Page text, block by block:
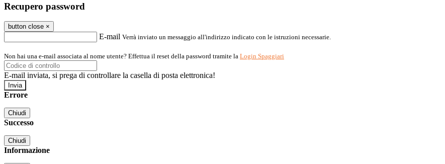
Recupero password
button close ×
E-mail Verrà inviato un messaggio all'indirizzo indicato con le istruzioni necessarie.
Non hai una e-mail associata al nome utente? Effettua il reset della password tramite la Login Spaggiari
E-mail inviata, si prega di controllare la casella di posta elettronica!
Errore
Chiudi
Successo
Chiudi
Informazione